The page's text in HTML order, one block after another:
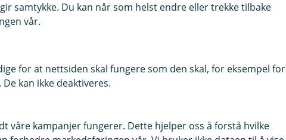
og
innebærer
og markiser er
Nielsen, i
samtykke. Du kan når som helst endre eller trekke tilbake
vår.
for at nettsiden skal fungere som den skal, for eksempel for
kan ikke deaktiveres.
våre kampanjer fungerer. Dette hjelper oss å forstå hvilke